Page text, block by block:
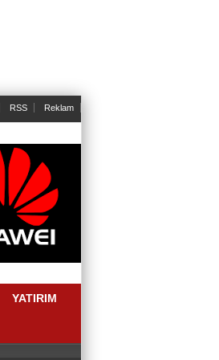
RSS Reklam
YATIRIM